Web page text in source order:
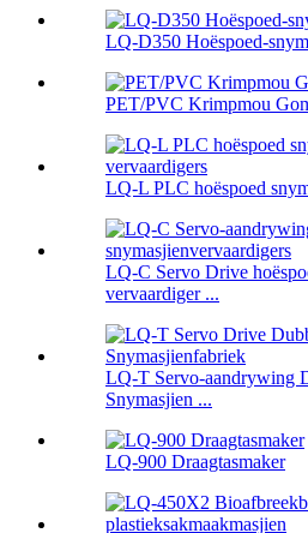
LQ-D350 Hoëspoed-
PET/PVC Krimpmou
LQ-L PLC hoëspoed
LQ-C Servo Drive
vervaardiger ...
LQ-T Servo-aandrywing
Snymasjien ...
LQ-900 Draagtasmaker